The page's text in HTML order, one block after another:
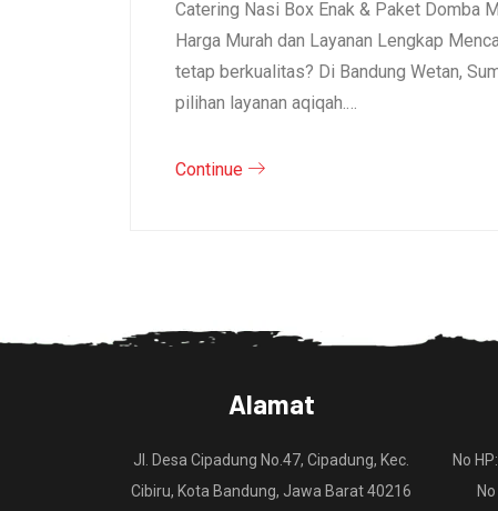
Catering Nasi Box Enak & Paket Domba
Harga Murah dan Layanan Lengkap
tetap berkualitas? Di Bandung Wetan,
pilihan layanan aqiqah.…
Continue
Alamat
Jl. Desa Cipadung No.47, Cipadung, Kec.
Cibiru, Kota Bandung, Jawa Barat 40216
No HP:
No